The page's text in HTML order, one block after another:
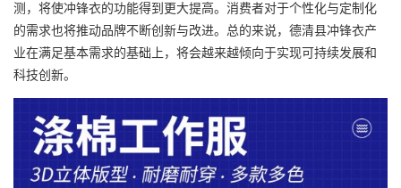
测，将使冲锋衣的功能得到更大提高。消费者对于个性化与定制化
的需求也将推动品牌不断创新与改进。总的来说，德清县冲锋衣产
业在满足基本需求的基础上，将会越来越倾向于实现可持续发展和
科技创新。